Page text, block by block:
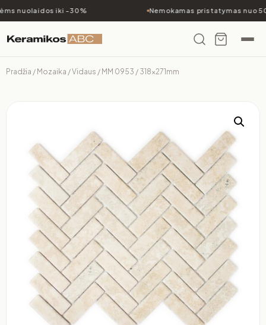
nuolaidos iki -30% Nemokamas pristatymas nuo
Pradžia / Mozaika /Vidaus / MM 0953 / 318x271mm